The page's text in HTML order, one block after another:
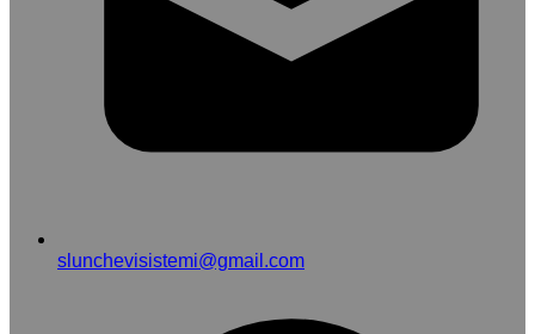
slunchevisistemi@gmail.com